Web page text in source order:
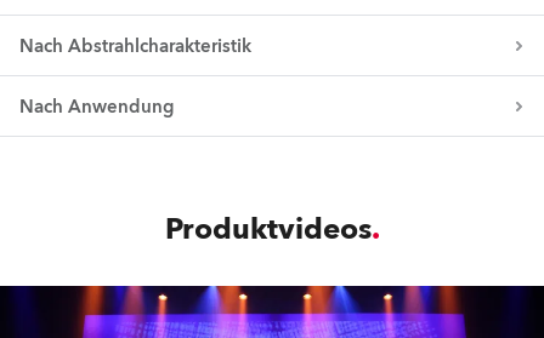
Nach Abstrahlcharakteristik
Nach Anwendung
Produktvideos